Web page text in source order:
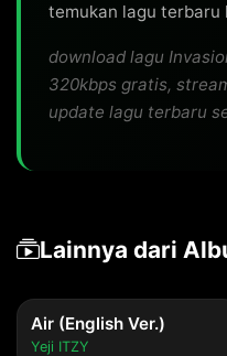
temukan lagu terbaru
download lagu
320kbps gratis,
update lagu terbaru
Lainnya dari
Air (English Ver.)
Yeji ITZY